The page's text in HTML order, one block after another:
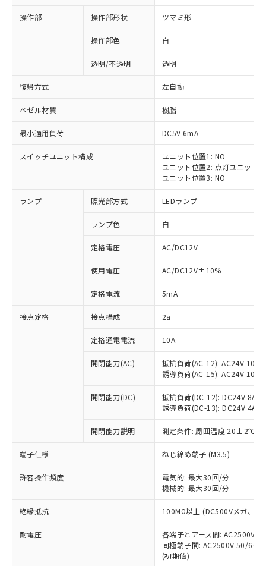
操作部 操作部形状 ツマミ形
操作部色 白
透明/不透明 透明
復帰方式 左自動
ベゼル材質 樹脂
最小適用負荷 DC5V 6mA
スイッチユニット構成
ユニット位置1: NO
ユニット位置2: 点灯ユニット
ユニット位置3: NO
ランプ 照光部方式 LEDランプ
ランプ色 白
定格電圧 AC/DC12V
使用電圧 AC/DC12V±10%
定格電流 5mA
接点定格 接点構成 2a
定格通電電流 10A
開閉能力(AC)
抵抗負荷(AC-12): AC24V 10A/
誘導負荷(AC-15): AC24V
開閉能力(DC)
抵抗負荷(DC-12): DC24V 8A/
誘導負荷(DC-13): DC24V 4A/
開閉能力説明 測定条件: 周囲温度 20±2℃、
端子仕様 ねじ締め端子 (M3.5)
許容操作頻度
電気的: 最大30回/分
機械的: 最大30回/分
絶縁抵抗 100MΩ以上 (DC500Vメガ、点
耐電圧
各端子とアース間: AC2500V
同極端子間: AC2500V 50/
(初期値)
ご利用条件
以下の条件をお読みいただき、同意のうえ
ご利用ください。
本サービスは、当社制御機器事業取扱
商品の当社在庫状況および標準価格
(税抜)を提供させていただくもので
当社制御機器事業取扱商品の中には、
本サービスの対象外となる商品もある
ことをご了承ください。
在庫状況および標準価格照会結果は、
記載している更新日時点での社内デー
タに基づき作成されるものであり、閲
覧された時点での実際の在庫および標
準価格とは異なる場合があることをご
※1 対応状況
対応済み：EU RoHS指令（10物質）の
非含有に対応した製品が提供可能な商品で
す。
対応予定：EU RoHS指令（10物質）の非含
有に対応した製品に切り替える予定のある
対応予定なし：EU RoHS指令（10物質）の
非含有に非対応の商品で、対応品を出す予
定はありません。
調査・確認中：EU RoHS指令（10物質）の
非含有の対応状況を調査中または確認中の
非該当品：ライセンス料など無形物で、有
害物質有無と関係のない商品です。
仕入先様の事情により、非含有部品として
いたものが、含有品と判明した場合などや
むを得ず変更することがあります。
六価クロム(Cr(Ⅵ)) 1000ppm以下、ポリ臭化ビフェニル
類(PBB) 1000ppm以下、ポリ臭化ジフェニルエーテル類
「○」：最大均質材料含有率が中国RoHSの
基準値以下であることを示します。
「×」：最大均質材料含有率が中国RoHSの
基準値を超えていることを示します。
「－」：未確認です。当社販売部門へお問
*中国RoHS10物質の基準値 (GB/T26572)：
Pb(鉛) :1000ppm、 Hg(水銀) : 1000ppm、 Cd(カドミウ
Cr(Ⅵ)(六価クロム) : 1000ppm、 PBBs(ポリ臭化ビフェ
当社は、これら貴社製品のうち、外国
為替および外国貿易法に定める商品
（以下｢規制貨物等」という）を輸出
または国外への提供する場合は、日本
国政府の輸出許可(または役務取引許
可)を取得するなどの必要な手続きを